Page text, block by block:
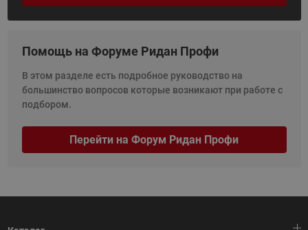
Помощь на Форуме Ридан Профи
В этом разделе есть подробное руководство на
большинство вопросов которые возникают при работе с
подбором.
Перейти на Форум Ридан Профи